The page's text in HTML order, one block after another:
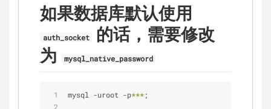
如果数据库默认使用
auth_socket
的话，需要修改
为
mysql_native_password
mysql -uroot -p***;